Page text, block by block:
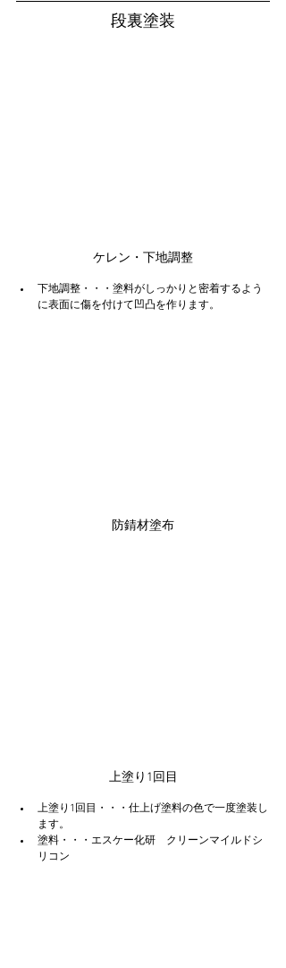
段裏塗装
ケレン・下地調整
下地調整・・・塗料がしっかりと密着するよう
に表面に傷を付けて凹凸を作ります。
防錆材塗布
上塗り1回目
上塗り1回目・・・仕上げ塗料の色で一度塗装し
ます。
塗料・・・エスケー化研　クリーンマイルドシ
リコン